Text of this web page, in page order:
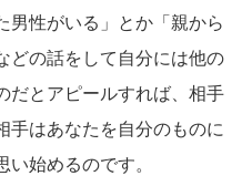
男性がいる」とか「親から
どの話をして自分には他の
だとアピールすれば、相手
手はあなたを自分のものに
始めるのです。